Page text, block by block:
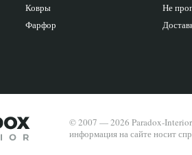
Ковры
Фарфор
Не
© 2007 — 2026 Paradox-
информация на сайте носит